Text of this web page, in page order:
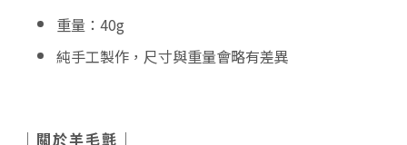
重量：40g
純手工製作，尺寸與重量會略有差異
｜關於羊毛氈｜